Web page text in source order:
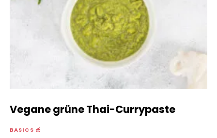
Vegane grüne Thai-Currypaste
BASICS 🥣